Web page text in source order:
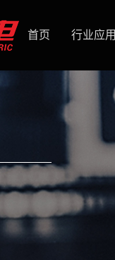
首页 行业应用